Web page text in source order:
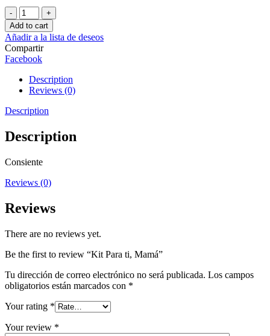
Kit
Para
ti,
Mamá
quantity
Add to cart
Añadir a la lista de deseos
Compartir
Facebook
Description
Reviews (0)
Description
Description
Consiente
Reviews (0)
Reviews
There are no reviews yet.
Be the first to review “Kit Para ti, Mamá”
Tu dirección de correo electrónico no será publicada. Los campos
obligatorios están marcados con *
Your rating *
Your review *